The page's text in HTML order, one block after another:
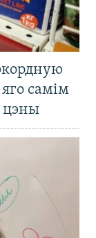
самім
цэны